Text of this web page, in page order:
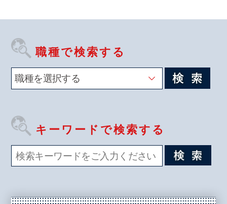
職種で検索する
キーワードで検索する